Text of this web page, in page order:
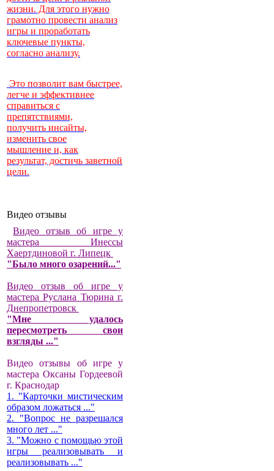
жизни. Для этого нужно
грамотно провести анализ
игры и проработать
ключевые пункты,
согласно анализу.
Это позволит вам быстрее,
легче и эффективнее
справиться с
препятствиями,
получить инсайты,
изменить свое
мышление и, как
результат, достичь заветной
цели.
Видео отзывы
Видео отзыв об игре у
мастера Инессы
Хаертдиновой г. Липецк
"Было много озарений..."
Видео отзыв об игре у
мастера Руслана Тюрина г.
Днепропетровск
"Мне удалось
пересмотреть свои
взгляды ..."
Видео отзывы об игре у
мастера Оксаны Гордеевой
г. Краснодар
1. "Карточки мистическим
образом ложаться ..."
2. "Вопрос не разрешался
много лет ..."
3. "Можно с помощью этой
игры реализовывать и
реализовывать ..."